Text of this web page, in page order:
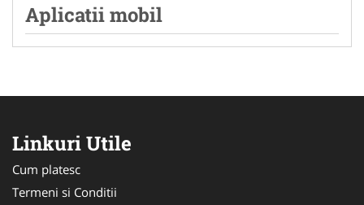
Aplicatii mobil
Linkuri Utile
Cum platesc
Termeni si Conditii